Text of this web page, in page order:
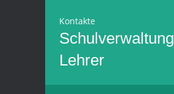
Kontakte
Schulverwaltung
Lehrer